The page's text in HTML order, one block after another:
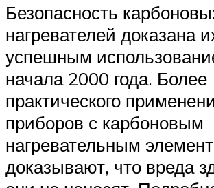
Безопасность
нагревателей доказана
успешным
начала 2000 года. Более
практического
приборов с карбоновым
нагревательным
доказывают, что вреда